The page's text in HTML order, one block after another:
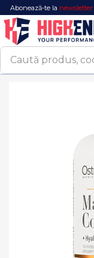
Abonează-te la newsletter